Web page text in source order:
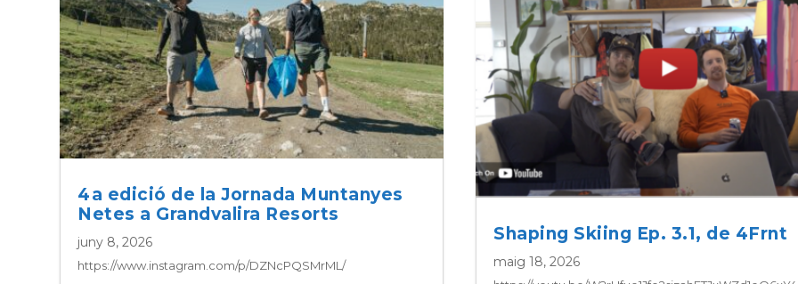
4a edició de la Jornada Muntanyes
Netes a Grandvalira Resorts
juny 8, 2026
https://www.instagram.com/p/DZNcPQSMrML/
Shaping Skiing Ep. 3.1, de 4Frnt
maig 18, 2026